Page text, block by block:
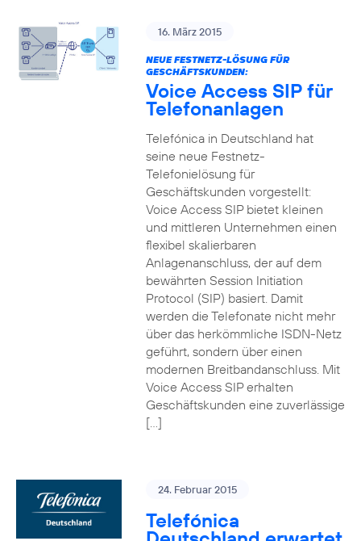
16. März 2015
NEUE FESTNETZ-LÖSUNG FÜR
GESCHÄFTSKUNDEN:
Voice Access SIP für
Telefonanlagen
Telefónica in Deutschland hat
seine neue Festnetz-
Telefonielösung für
Geschäftskunden vorgestellt:
Voice Access SIP bietet kleinen
und mittleren Unternehmen einen
flexibel skalierbaren
Anlagenanschluss, der auf dem
bewährten Session Initiation
Protocol (SIP) basiert. Damit
werden die Telefonate nicht mehr
über das herkömmliche ISDN-Netz
geführt, sondern über einen
modernen Breitbandanschluss. Mit
Voice Access SIP erhalten
Geschäftskunden eine zuverlässige
[…]
24. Februar 2015
Telefónica